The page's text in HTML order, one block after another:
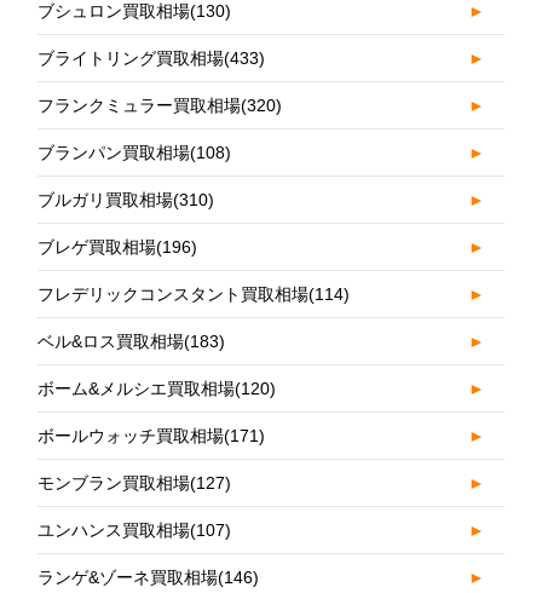
ブシュロン買取相場(130) ►
ブライトリング買取相場(433) ►
フランクミュラー買取相場(320) ►
ブランパン買取相場(108) ►
ブルガリ買取相場(310) ►
ブレゲ買取相場(196) ►
フレデリックコンスタント買取相場(114) ►
ベル&ロス買取相場(183) ►
ボーム&メルシエ買取相場(120) ►
ボールウォッチ買取相場(171) ►
モンブラン買取相場(127) ►
ユンハンス買取相場(107) ►
ランゲ&ゾーネ買取相場(146) ►